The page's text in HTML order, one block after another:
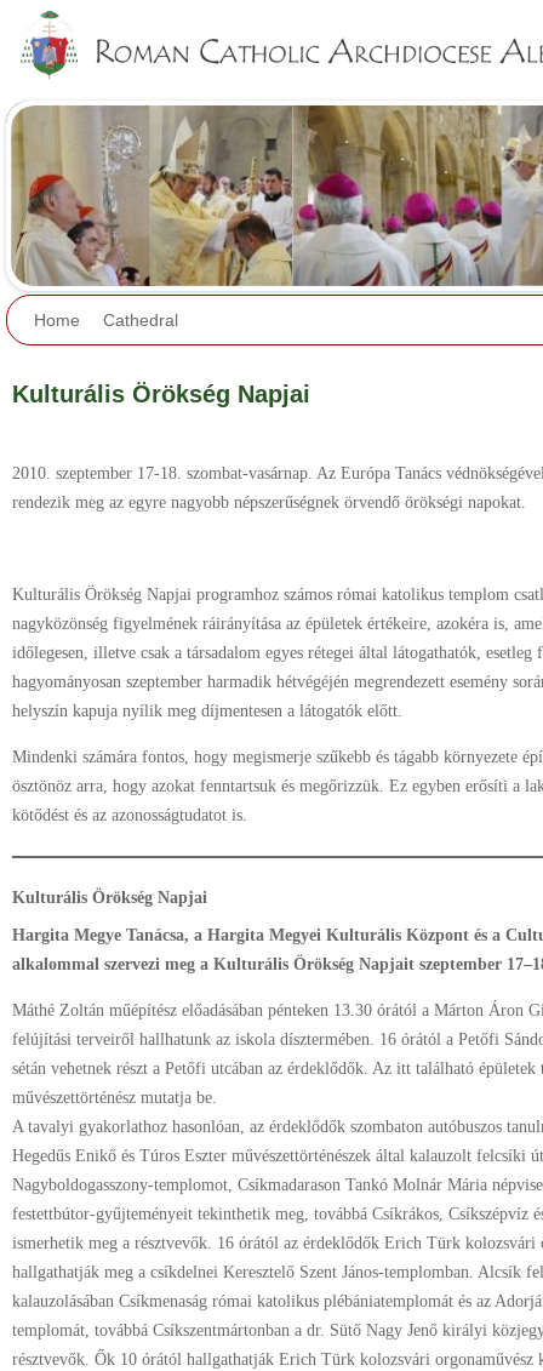
Home Cathedral
Kulturális Örökség Napjai
2010. szeptember 17-18. szombat-vasárnap. Az Európa Tanács
rendezik meg az egyre nagyobb népszerűségnek örvendő örökségi napokat.
Kulturális Örökség Napjai programhoz számos római katolikus templom
nagyközönség figyelmének ráirányítása az épületek értékeire, azokéra is,
időlegesen, illetve csak a társadalom egyes rétegei által látogathatók, esetleg
hagyományosan szeptember harmadik hétvégéjén megrendezett esemény
helyszín kapuja nyílik meg díjmentesen a látogatók előtt.
Mindenki számára fontos, hogy megismerje szűkebb és tágabb környezete
ösztönöz arra, hogy azokat fenntartsuk és megőrizzük. Ez egyben erősíti a
kötődést és az azonosságtudatot is.
Kulturális Örökség Napjai
Hargita Megye Tanácsa, a Hargita Megyei Kulturális Központ és a
alkalommal szervezi meg a Kulturális Örökség Napjait szeptember
Máthé Zoltán műépítész előadásában pénteken 13.30 órától a Márton Áron
felújítási terveiről hallhatunk az iskola dísztermében. 16 órától a Petőfi
sétán vehetnek részt a Petőfi utcában az érdeklődők. Az itt található
művészettörténész mutatja be.
A tavalyi gyakorlathoz hasonlóan, az érdeklődők szombaton autóbuszos
Hegedűs Enikő és Túros Eszter művészettörténészek által kalauzolt felcsíki
Nagyboldogasszony-templomot, Csíkmadarason Tankó Molnár Mária
festettbútor-gyűjteményeit tekinthetik meg, továbbá Csíkrákos, Csíkszépvíz
ismerhetik meg a résztvevők. 16 órától az érdeklődők Erich Türk kolozsvári
hallgathatják meg a csíkdelnei Keresztelő Szent János-templomban. Alcsík
kalauzolásában Csíkmenaság római katolikus plébániatemplomát és az
templomát, továbbá Csíkszentmártonban a dr. Sütő Nagy Jenő királyi
résztvevők. Ők 10 órától hallgathatják Erich Türk kolozsvári orgonaművész